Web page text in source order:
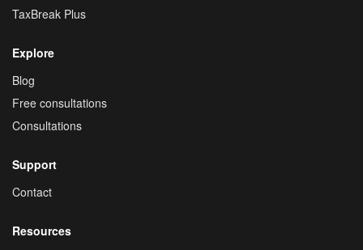
TaxBreak Plus
Explore
Blog
Free consultations
Consultations
Support
Contact
Resources